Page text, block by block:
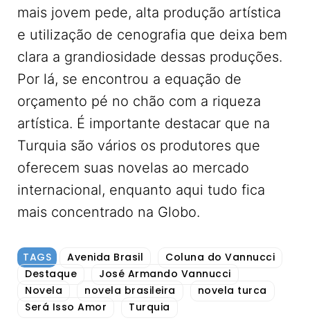
mais jovem pede, alta produção artística
e utilização de cenografia que deixa bem
clara a grandiosidade dessas produções.
Por lá, se encontrou a equação de
orçamento pé no chão com a riqueza
artística. É importante destacar que na
Turquia são vários os produtores que
oferecem suas novelas ao mercado
internacional, enquanto aqui tudo fica
mais concentrado na Globo.
TAGS Avenida Brasil
Coluna do Vannucci
Destaque
José Armando Vannucci
Novela
novela brasileira
novela turca
Será Isso Amor
Turquia